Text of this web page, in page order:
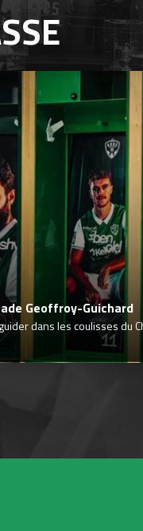
Geoffroy-Guichard
dans les coulisses du